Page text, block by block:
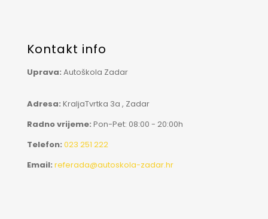
Kontakt info
Uprava: Autoškola Zadar
Adresa: KraljaTvrtka 3a , Zadar
Radno vrijeme: Pon-Pet: 08:00 - 20:00h
Telefon: 023 251 222
Email: referada@autoskola-zadar.hr